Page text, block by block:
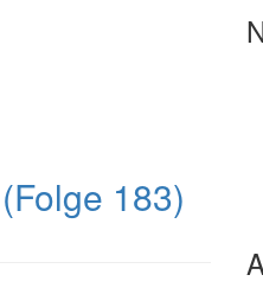
183)